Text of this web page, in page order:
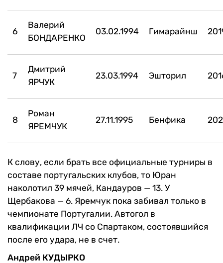
6
Валерий
БОНДАРЕНКО
03.02.1994 Гимарайнш
7
Дмитрий
ЯРЧУК
23.03.1994 Эшторил
8
Роман
ЯРЕМЧУК
27.11.1995 Бенфика
К слову, если брать все официальные турниры в
составе португальских клубов, то Юран
наколотил 39 мячей, Кандауров — 13. У
Щербакова — 6. Яремчук пока забивал только в
чемпионате Португалии. Автогол в
квалификации ЛЧ со Спартаком, состоявшийся
после его удара, не в счет.
Андрей КУДЫРКО